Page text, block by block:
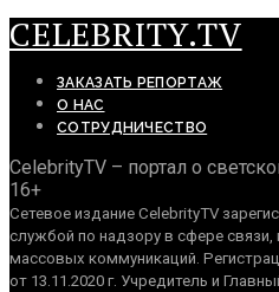
CELEBRITY.TV
ЗАКАЗАТЬ РЕПОРТАЖ
О НАС
СОТРУДНИЧЕСТВО
CelebrityTV – портал о
16+
Сетевое издание CelebrityTV
службой по надзору в сфере
массовых коммуникаций.
от 13.11.2020 г. Учредитель и